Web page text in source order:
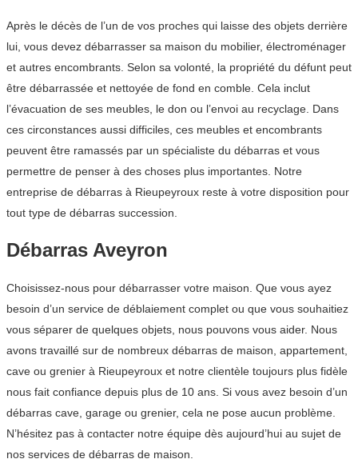
Après le décès de l’un de vos proches qui laisse des objets derrière
lui, vous devez débarrasser sa maison du mobilier, électroménager
et autres encombrants. Selon sa volonté, la propriété du défunt peut
être débarrassée et nettoyée de fond en comble. Cela inclut
l’évacuation de ses meubles, le don ou l’envoi au recyclage. Dans
ces circonstances aussi difficiles, ces meubles et encombrants
peuvent être ramassés par un spécialiste du débarras et vous
permettre de penser à des choses plus importantes. Notre
entreprise de débarras à Rieupeyroux reste à votre disposition pour
tout type de débarras succession.
Débarras Aveyron
Choisissez-nous pour débarrasser votre maison. Que vous ayez
besoin d’un service de déblaiement complet ou que vous souhaitiez
vous séparer de quelques objets, nous pouvons vous aider. Nous
avons travaillé sur de nombreux débarras de maison, appartement,
cave ou grenier à Rieupeyroux et notre clientèle toujours plus fidèle
nous fait confiance depuis plus de 10 ans. Si vous avez besoin d’un
débarras cave, garage ou grenier, cela ne pose aucun problème.
N’hésitez pas à contacter notre équipe dès aujourd’hui au sujet de
nos services de débarras de maison.